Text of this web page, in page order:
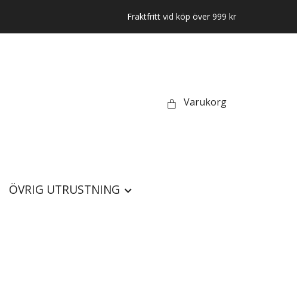
Fraktfritt vid köp över 999 kr
Varukorg
ÖVRIG UTRUSTNING